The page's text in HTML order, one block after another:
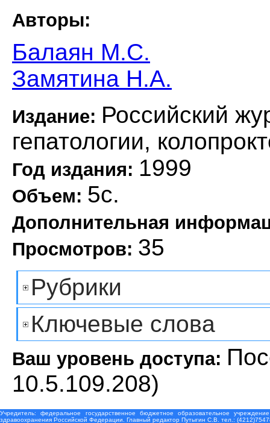
Авторы:
Балаян М.С.
Замятина Н.А.
Издание: Российский
гепатологии,
Год издания: 1999
Объем: 5с.
Дополнительная
Просмотров: 35
Рубрики
Ключевые слова
Ваш уровень доступа:
10.5.109.208)
Учредитель: федеральное государственное бюджетное образовательное
здравоохранения Российской Федерации. Главный редактор Путыгин С.В. тел.: